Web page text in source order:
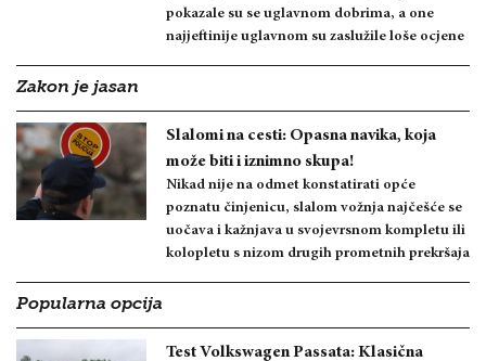
pokazale su se uglavnom dobrima, a one
najjeftinije uglavnom su zaslužile loše ocjene
Zakon je jasan
Slalomi na cesti: Opasna navika, koja
može biti i iznimno skupa!
Nikad nije na odmet konstatirati opće
poznatu činjenicu, slalom vožnja najčešće se
uočava i kažnjava u svojevrsnom kompletu ili
kolopletu s nizom drugih prometnih prekršaja
Popularna opcija
Test Volkswagen Passata: Klasična